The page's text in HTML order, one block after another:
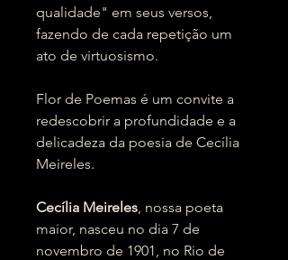
qualidade" em seus versos,
fazendo de cada repetição um
ato de virtuosismo.
Flor de Poemas é um convite a
redescobrir a profundidade e a
delicadeza da poesia de Cecília
Meireles.
Cecília Meireles, nossa poeta
maior, nasceu no dia 7 de
novembro de 1901, no Rio de